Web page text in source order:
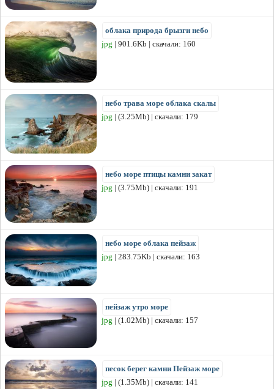
облака природа брызги небо
jpg | 901.6Kb | скачали: 160
небо трава море облака скалы
jpg | (3.25Mb) | скачали: 179
небо море птицы камни закат
jpg | (3.75Mb) | скачали: 191
небо море облака пейзаж
jpg | 283.75Kb | скачали: 163
пейзаж утро море
jpg | (1.02Mb) | скачали: 157
песок берег камни Пейзаж море
jpg | (1.35Mb) | скачали: 141